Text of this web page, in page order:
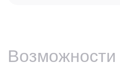
Возможности